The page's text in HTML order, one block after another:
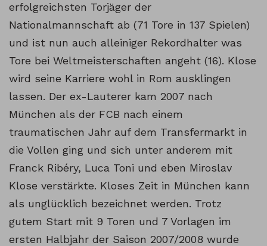
erfolgreichsten Torjäger der
Nationalmannschaft ab (71 Tore in 137 Spielen)
und ist nun auch alleiniger Rekordhalter was
Tore bei Weltmeisterschaften angeht (16). Klose
wird seine Karriere wohl in Rom ausklingen
lassen. Der ex-Lauterer kam 2007 nach
München als der FCB nach einem
traumatischen Jahr auf dem Transfermarkt in
die Vollen ging und sich unter anderem mit
Franck Ribéry, Luca Toni und eben Miroslav
Klose verstärkte. Kloses Zeit in München kann
als unglücklich bezeichnet werden. Trotz
gutem Start mit 9 Toren und 7 Vorlagen im
ersten Halbjahr der Saison 2007/2008 wurde